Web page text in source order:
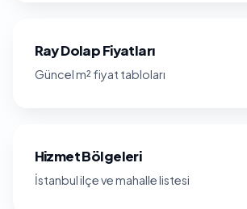
Ray Dolap Fiyatları
Güncel m² fiyat tabloları
Hizmet Bölgeleri
İstanbul ilçe ve mahalle listesi